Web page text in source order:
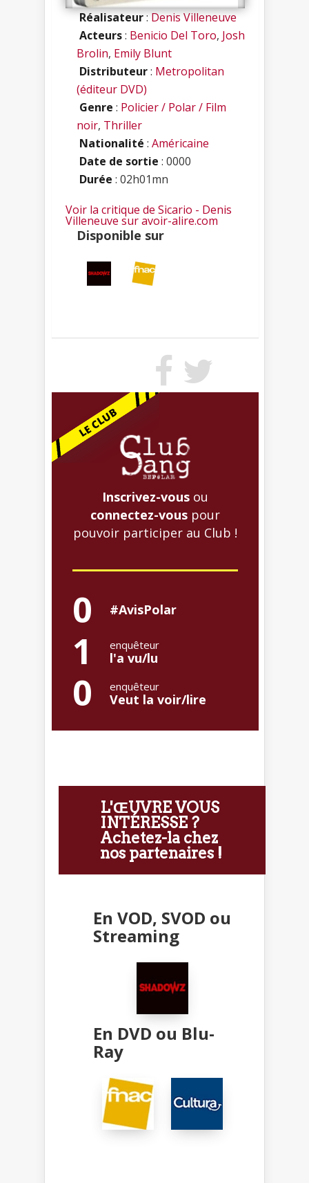
Réalisateur:Denis Villeneuve
Acteurs: Benicio Del Toro, Josh
Brolin, Emily Blunt
Distributeur: Metropolitan
(éditeur DVD)
Genre : Policier / Polar / Film
noir, Thriller
Nationalité : Américaine
Date de sortie : 0000
Durée : 02h01mn
Voir la critique de Sicario - Denis
Villeneuve sur avoir-alire.com
Disponible sur
Inscrivez-vous ou
connectez-vous pour
pouvoir participer au Club !
0 #AvisPolar
1 enquêteur
l'a vu/lu
0 enquêteur
Veut la voir/lire
L'ŒUVRE VOUS
INTÉRESSE ?
Achetez-la chez
nos partenaires !
En VOD, SVOD ou
Streaming
En DVD ou Blu-
Ray